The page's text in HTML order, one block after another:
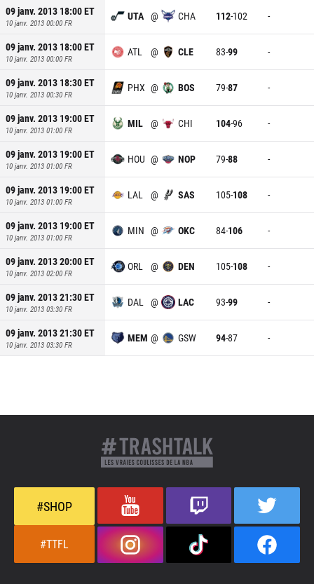
09 janv. 2013 18:00ET
10 janv. 2013 00:00 FR
UTA @ CHA 112-102 -
09 janv. 2013 18:00ET
10 janv. 2013 00:00 FR
ATL @ CLE 83-99 -
09 janv. 2013 18:30ET
10 janv. 2013 00:30 FR
PHX @ BOS 79-87 -
09 janv. 2013 19:00ET
10 janv. 2013 01:00 FR
MIL @ CHI 104-96 -
09 janv. 2013 19:00ET
10 janv. 2013 01:00 FR
HOU @ NOP 79-88 -
09 janv. 2013 19:00ET
10 janv. 2013 01:00 FR
LAL @ SAS 105-108 -
09 janv. 2013 19:00ET
10 janv. 2013 01:00 FR
MIN @ OKC 84-106 -
09 janv. 2013 20:00ET
10 janv. 2013 02:00 FR
ORL @ DEN 105-108 -
09 janv. 2013 21:30ET
10 janv. 2013 03:30 FR
DAL @ LAC 93-99 -
09 janv. 2013 21:30ET
10 janv. 2013 03:30 FR
MEM @ GSW 94-87 -
#SHOP
#TTFL